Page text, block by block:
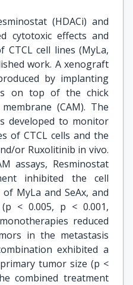
(HDACi) and
cytotoxic effects and
cell lines (MyLa,
work. A xenograft
by implanting
on top of the chick
(CAM). The
developed to monitor
of CTCL cells and the
or Ruxolitinib in vivo.
assays, Resminostat
inhibited the cell
MyLa and SeAx, and
< 0.005, p < 0.001,
reduced
in the metastasis
exhibited a
tumor size (p <
combined treatment